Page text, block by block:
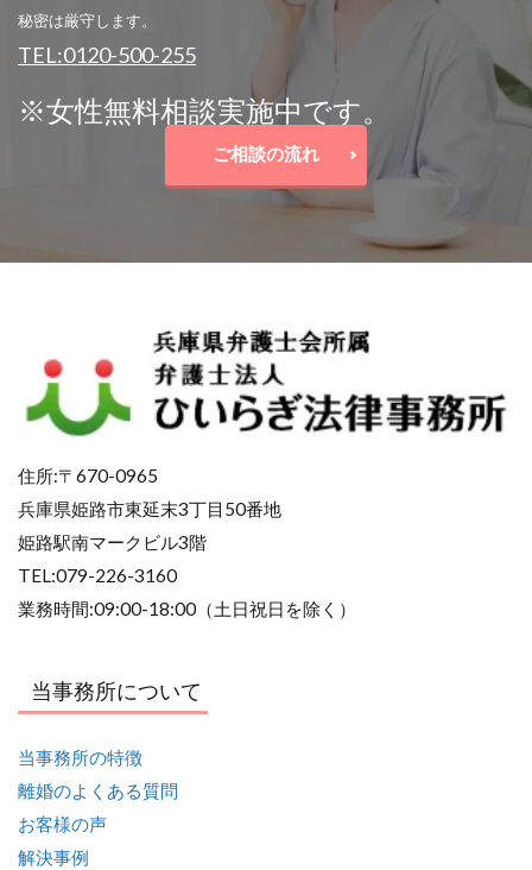
秘密は厳守します。
TEL:0120-500-255
※女性無料相談実施中です。
ご相談の流れ
住所:〒670-0965
兵庫県姫路市東延末3丁目50番地
姫路駅南マークビル3階
TEL:079-226-3160
業務時間:09:00-18:00（土日祝日を除く）
当事務所について
当事務所の特徴
離婚のよくある質問
お客様の声
解決事例